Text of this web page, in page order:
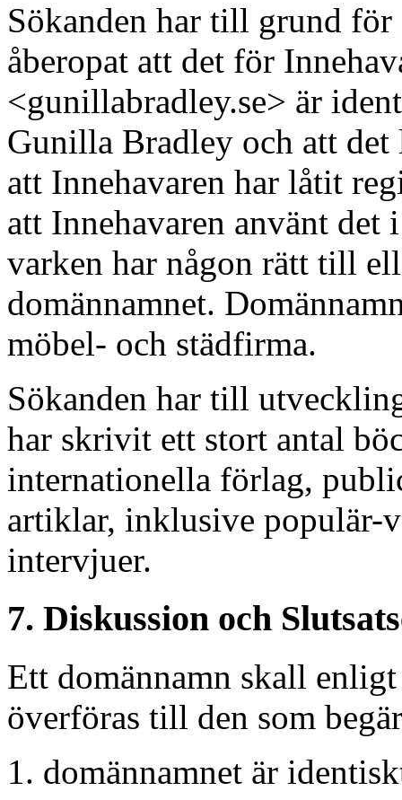
Sökanden har till grund
åberopat att det för
<gunillabradley.se> är
Gunilla Bradley och att det
att Innehavaren har låtit
att Innehavaren använt det
varken har någon rätt till
domännamnet.
möbel- och städfirma.
Sökanden har till
har skrivit ett stort antal
internationella förlag,
artiklar, inklusive populär-
intervjuer.
7. Diskussion och
Ett domännamn skall
överföras till den som
1. domännamnet är